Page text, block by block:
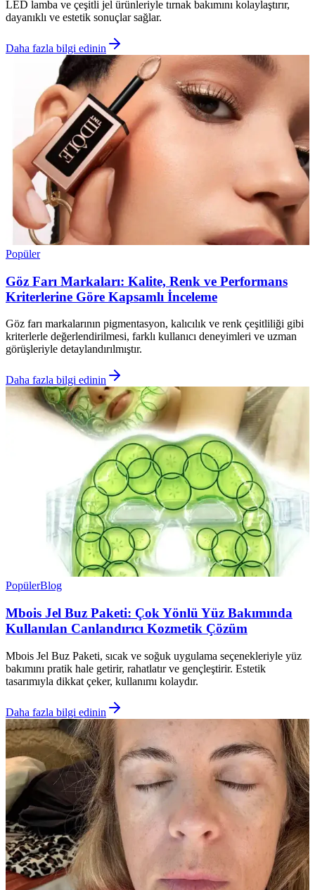
LED lamba ve çeşitli jel ürünleriyle tırnak bakımını kolaylaştırır,
dayanıklı ve estetik sonuçlar sağlar.
Daha fazla bilgi edinin
Popüler
Göz Farı Markaları: Kalite, Renk ve Performans
Kriterlerine Göre Kapsamlı İnceleme
Göz farı markalarının pigmentasyon, kalıcılık ve renk çeşitliliği gibi
kriterlerle değerlendirilmesi, farklı kullanıcı deneyimleri ve uzman
görüşleriyle detaylandırılmıştır.
Daha fazla bilgi edinin
PopülerBlog
Mbois Jel Buz Paketi: Çok Yönlü Yüz Bakımında
Kullanılan Canlandırıcı Kozmetik Çözüm
Mbois Jel Buz Paketi, sıcak ve soğuk uygulama seçenekleriyle yüz
bakımını pratik hale getirir, rahatlatır ve gençleştirir. Estetik
tasarımıyla dikkat çeker, kullanımı kolaydır.
Daha fazla bilgi edinin